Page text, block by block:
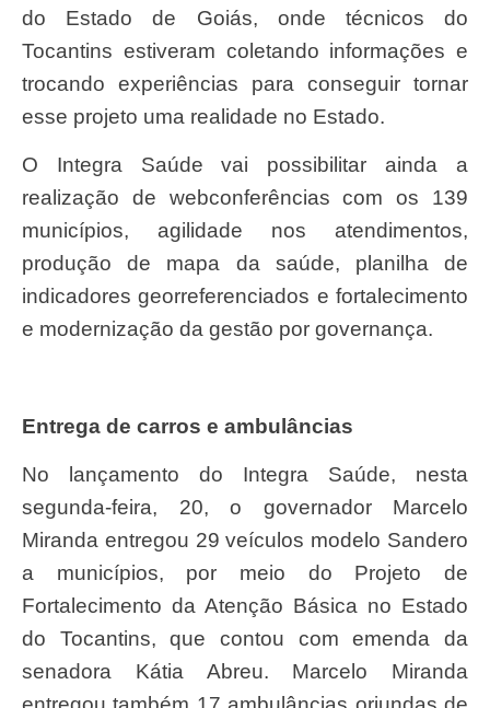
do Estado de Goiás, onde técnicos do
Tocantins estiveram coletando informações e
trocando experiências para conseguir tornar
esse projeto uma realidade no Estado.
O Integra Saúde vai possibilitar ainda a
realização de webconferências com os 139
municípios, agilidade nos atendimentos,
produção de mapa da saúde, planilha de
indicadores georreferenciados e fortalecimento
e modernização da gestão por governança.
Entrega de carros e ambulâncias
No lançamento do Integra Saúde, nesta
segunda-feira, 20, o governador Marcelo
Miranda entregou 29 veículos modelo Sandero
a municípios, por meio do Projeto de
Fortalecimento da Atenção Básica no Estado
do Tocantins, que contou com emenda da
senadora Kátia Abreu. Marcelo Miranda